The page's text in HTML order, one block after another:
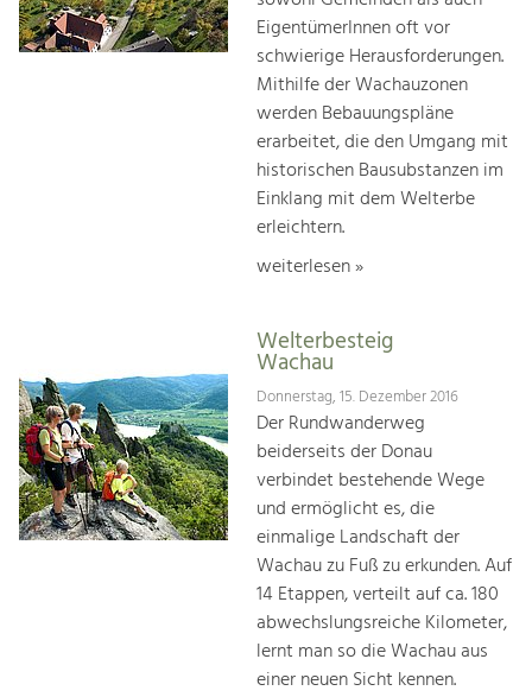
EigentümerInnen oft vor
schwierige Herausforderungen.
Mithilfe der Wachauzonen
werden Bebauungspläne
erarbeitet, die den Umgang mit
historischen Bausubstanzen im
Einklang mit dem Welterbe
erleichtern.
weiterlesen »
Welterbesteig
Wachau
Donnerstag, 15. Dezember 2016
Der Rundwanderweg
beiderseits der Donau
verbindet bestehende Wege
und ermöglicht es, die
einmalige Landschaft der
Wachau zu Fuß zu erkunden. Auf
14 Etappen, verteilt auf ca. 180
abwechslungsreiche Kilometer,
lernt man so die Wachau aus
einer neuen Sicht kennen.